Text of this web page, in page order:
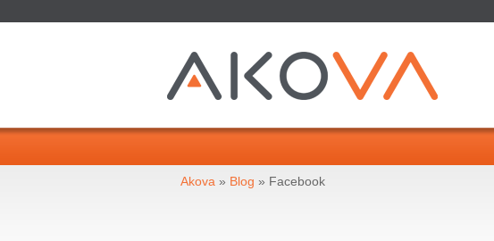
Akova » Blog » Facebook